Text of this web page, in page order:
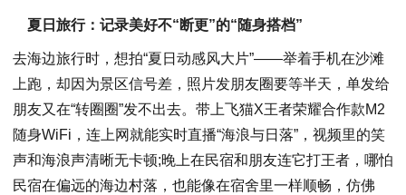
夏日旅行：记录美好不“断更”的“随身搭档”
去海边旅行时，想拍“夏日动感风大片”——举着手机在沙滩
上跑，却因为景区信号差，照片发朋友圈要等半天，单发给
朋友又在“转圈圈”发不出去。带上飞猫X王者荣耀合作款M2
随身WiFi，连上网就能实时直播“海浪与日落”，视频里的笑
声和海浪声清晰无卡顿;晚上在民宿和朋友连它打王者，哪怕
民宿在偏远的海边村落，也能像在宿舍里一样顺畅，仿佛